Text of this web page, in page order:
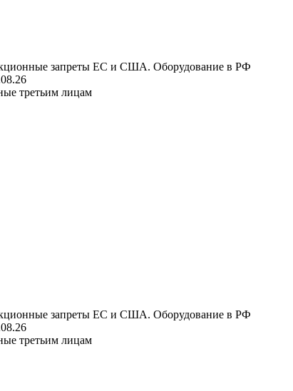
запреты ЕС и США. Оборудование в РФ
третьим лицам
запреты ЕС и США. Оборудование в РФ
третьим лицам